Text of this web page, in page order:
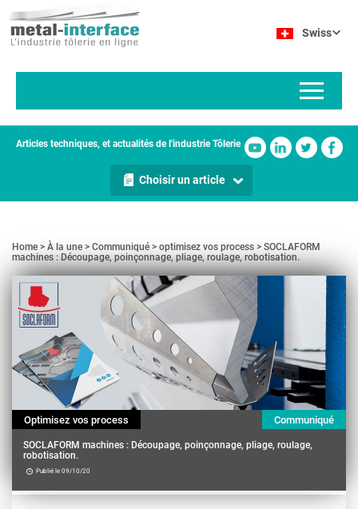
au
contenu
Swiss
Articles techniques, et actualités de l'industrie Tôlerie
Choisir un article
Home À la une Communiqué optimisez vos process
SOCLAFORM
machines : Découpage, poinçonnage, pliage, roulage, robotisation.
Optimisez vos process Communiqué
SOCLAFORM machines : Découpage, poinçonnage, pliage, roulage,
robotisation.
Publié le 09/10/20